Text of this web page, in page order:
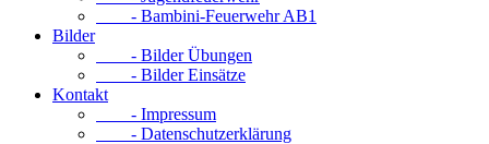
- Bambini-Feuerwehr AB1
Bilder
- Bilder Übungen
- Bilder Einsätze
Kontakt
- Impressum
- Datenschutzerklärung